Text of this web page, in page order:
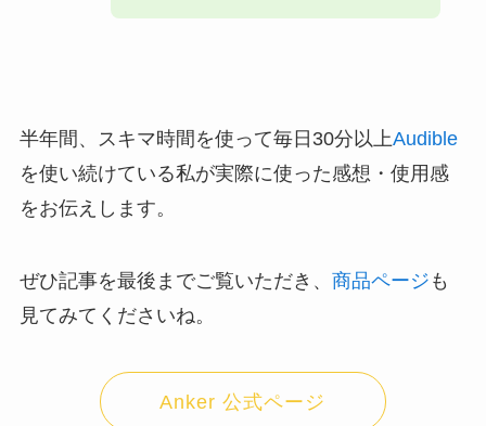
半年間、スキマ時間を使って毎日30分以上Audible
を使い続けている私が実際に使った感想・使用感
をお伝えします。
ぜひ記事を最後までご覧いただき、 商品ページ も
見てみてくださいね。
Anker 公式ページ